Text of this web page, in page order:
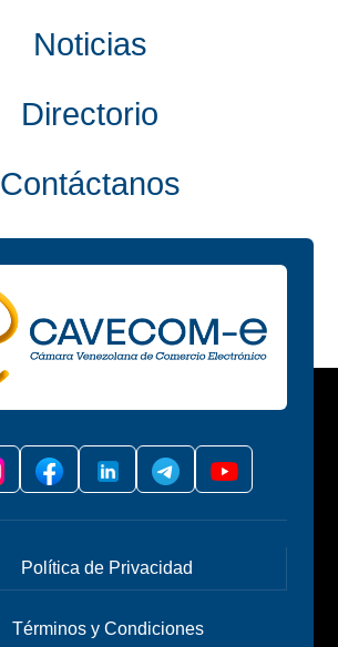
Noticias
Directorio
Contáctanos
Política de Privacidad
Términos y Condiciones